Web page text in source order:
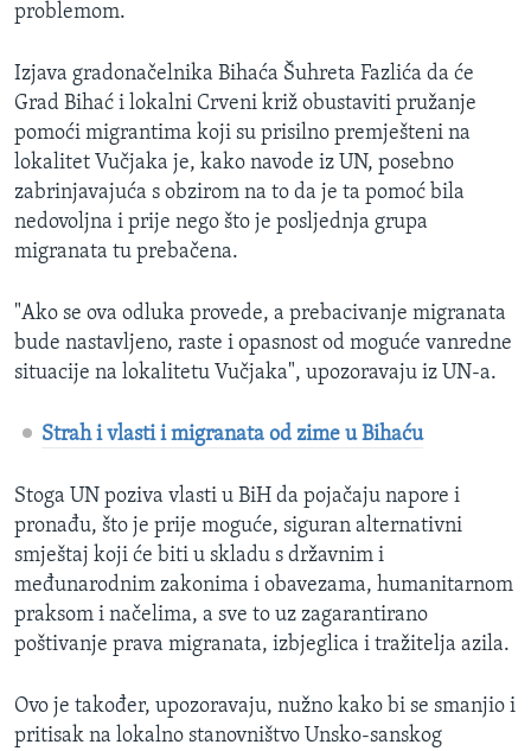
problemom.
Izjava gradonačelnika Bihaća Šuhreta Fazlića da će
Grad Bihać i lokalni Crveni križ obustaviti pružanje
pomoći migrantima koji su prisilno premješteni na
lokalitet Vučjaka je, kako navode iz UN, posebno
zabrinjavajuća s obzirom na to da je ta pomoć bila
nedovoljna i prije nego što je posljednja grupa
migranata tu prebačena.
"Ako se ova odluka provede, a prebacivanje migranata
bude nastavljeno, raste i opasnost od moguće vanredne
situacije na lokalitetu Vučjaka", upozoravaju iz UN-a.
Strah i vlasti i migranata od zime u Bihaću
Stoga UN poziva vlasti u BiH da pojačaju napore i
pronađu, što je prije moguće, siguran alternativni
smještaj koji će biti u skladu s državnim i
međunarodnim zakonima i obavezama, humanitarnom
praksom i načelima, a sve to uz zagarantirano
poštivanje prava migranata, izbjeglica i tražitelja azila.
Ovo je također, upozoravaju, nužno kako bi se smanjio i
pritisak na lokalno stanovništvo Unsko-sanskog